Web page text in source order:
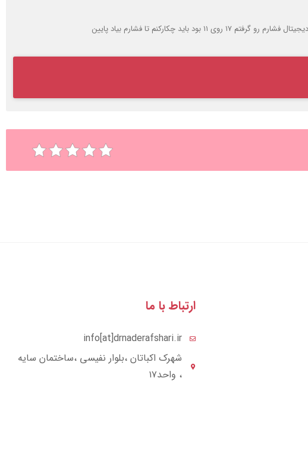
ارتباط با ما
info[at]drnaderafshari.ir
شهرک اکباتان ،بلوار نفیسی ،ساختمان سایه
، واحد۱۷